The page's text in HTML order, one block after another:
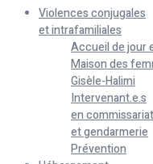
Violences conjugales
et intrafamiliales
Accueil de jour
Maison des
Gisèle-Halimi
Intervenant.e.s
en commissariat
et gendarmerie
Prévention